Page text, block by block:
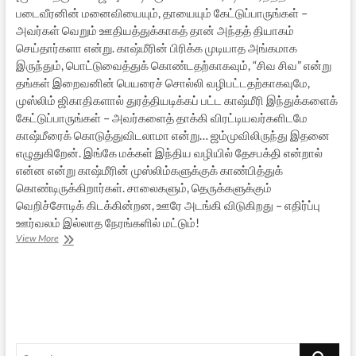
படைவீரனின் மனைவியையும், தாயையும் கேட்டுப்பாருங்கள் –
அவர்கள் வெறும் ஊதியத்துக்காகத் தான் அந்தத் தியாகம்
செய்தார்களா என்று. காஷ்மீரின் பிரிக்க முடியாத அங்கமாக
இருந்தும், பொட்டுவைத்துக் கொண்டதற்காகவும், “சிவ சிவ” என்று
தங்கள் இறைவனின் பெயரைச் சொல்லி வழிபட்டதற்காகவுமே,
முஸ்லிம் ஜிகாதிகளால் துரத்தியடிக்கப் பட்ட காஷ்மீரி இந்துக்களைக்
கேட்டுப்பாருங்கள் – அவர்களைத் தாக்கி விரட்டியவர்களிடமே
காஷ்மீரைக் கொடுத்துவிடலாமா என்று… ஜம்முவிலிருந்து இதனை
எழுதுகிறேன். இங்கே மக்கள் இந்திய வழியில் தேசபக்தி என்றால்
என்ன என்று காஷ்மீரின் முஸ்லிம்களுக்குக் காண்பித்துக்
கொண்டிருக்கிறார்கள். சாலைகளும், தெருக்களுக்கும்
வெறிச்சோடிக் கிடக்கின்றன, ஊரே அடங்கி விடுகிறது – எதிர்ப்பு
ஊர்வலம் இல்லாத நேரங்களில் மட்டும்!
View Moreகாஷ்மீர்
Search